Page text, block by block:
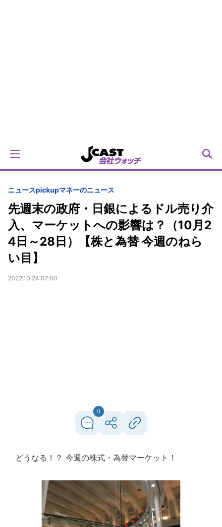
ニュースpickupマネーのニュース
先週末の政府・日銀によるドル売り介
入、マーケットへの影響は？（10月2
4日～28日）【株と為替 今週のねら
い目】
2022.10.24 07:00
0
どうなる！？ 今週の株式・為替マーケット！